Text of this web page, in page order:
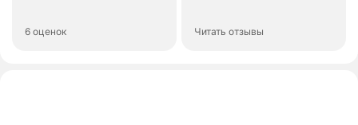
6 оценок Читать отзывы